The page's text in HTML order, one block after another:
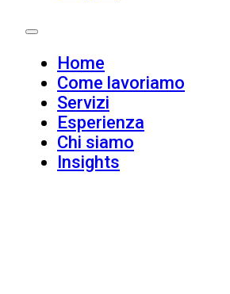
Home
Come lavoriamo
Servizi
Esperienza
Chi siamo
Insights